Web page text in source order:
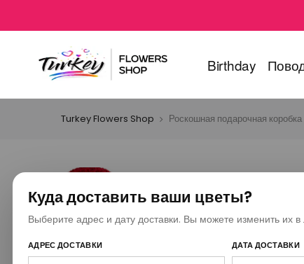
Birthday
Куда доставить ваши цветы?
Выберите адрес и дату доставки. Вы можете изменить их
АДРЕС ДОСТАВКИ ДАТА ДОСТАВКИ
Turkey Flowers Shop Роскошная подарочная коробка